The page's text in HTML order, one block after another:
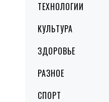
ТЕХНОЛОГИИ
КУЛЬТУРА
ЗДОРОВЬЕ
РАЗНОЕ
СПОРТ